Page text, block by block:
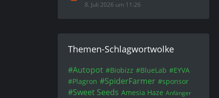
8. Juli 2026 um 11:26
Themen-Schlagwortwolke
#Autopot #Biobizz #BlueLab #EYVA
#Plagron #SpiderFarmer #sponsor
#Sweet Seeds Amesia Haze Anfänger